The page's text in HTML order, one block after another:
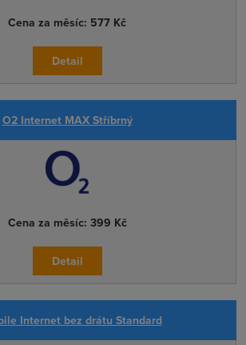
Cena za měsíc: 577 Kč
Detail
O2 Internet MAX Stříbrný
Cena za měsíc: 399 Kč
Detail
Internet bez drátu Standard